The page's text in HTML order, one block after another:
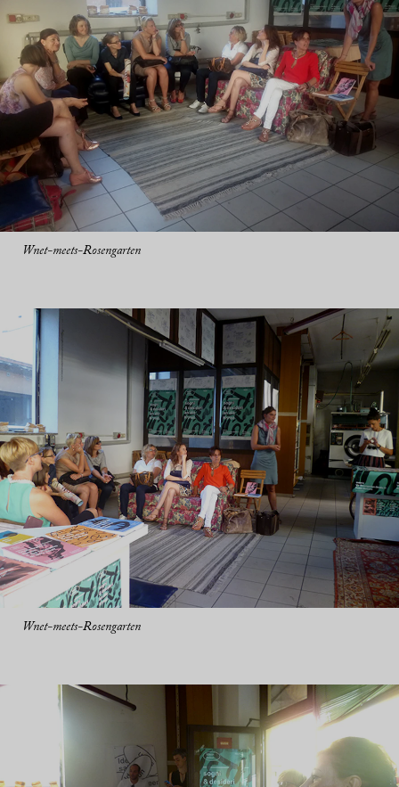
Wnet-meets-Rosengarten
Wnet-meets-Rosengarten